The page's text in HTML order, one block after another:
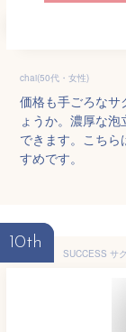
chai(50代・女性)
価格も手ごろなサ
ょうか。濃厚な
できます。こち
すめです。
10th